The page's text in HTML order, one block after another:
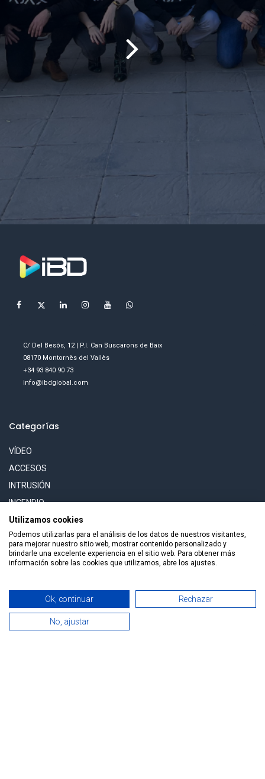
C/ Del Besòs, 12 | P.I. Can Buscarons de Baix
08170 Montornès del Vallès
+34 93 840 90 73
info@ibdglobal.com
Categorías
VÍDEO
ACCESOS
INTRUSIÓN
INCENDIO
NETWORKING
OUTLET
Información
Política de Cookies
Política de Privacidad
Utilizamos cookies
Podemos utilizarlas para el análisis de los datos de nuestros visitantes,
para mejorar nuestro sitio web, mostrar contenido personalizado y
brindarle una excelente experiencia en el sitio web. Para obtener más
información sobre las cookies que utilizamos, abre los ajustes.
Ok, continuar Rechazar
No, ajustar